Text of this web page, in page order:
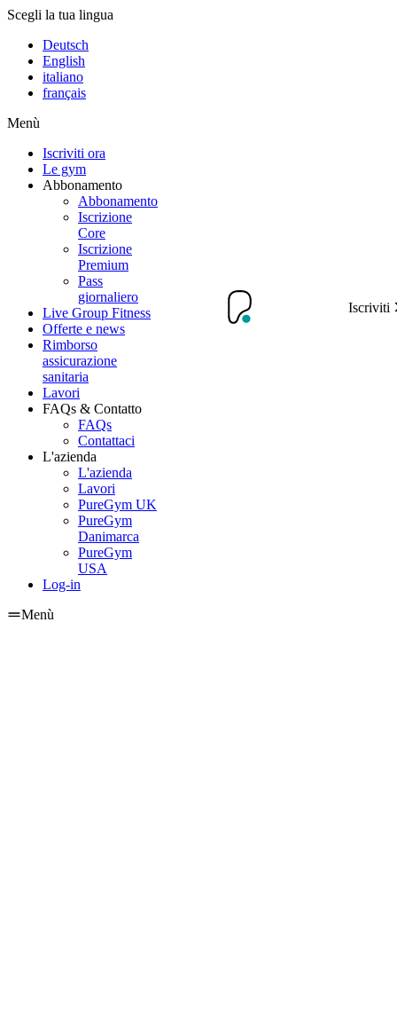
Scegli la tua lingua
Deutsch
English
italiano
français
Menù
Iscriviti ora
Le gym
Abbonamento
Abbonamento
Iscrizione
Core
Iscrizione
Premium
Pass
giornaliero
Live Group Fitness
Offerte e news
Rimborso
assicurazione
sanitaria
Lavori
FAQs & Contatto
FAQs
Contattaci
L'azienda
L'azienda
Lavori
PureGym UK
PureGym
Danimarca
PureGym
USA
Log-in
Menù
Iscriviti